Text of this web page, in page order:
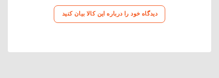
دیدگاه خود را درباره این کالا بیان کنید